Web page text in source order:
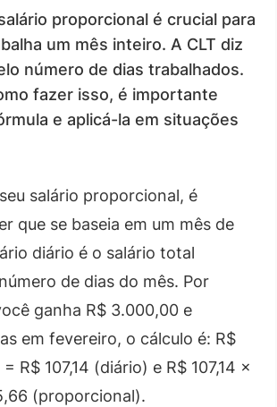
proporcional é crucial para
um mês inteiro. A CLT diz
número de dias trabalhados.
fazer isso, é importante
e aplicá-la em situações
salário proporcional, é
que se baseia em um mês de
diário é o salário total
de dias do mês. Por
ganha R$ 3.000,00 e
em fevereiro, o cálculo é: R$
R$ 107,14 (diário) e R$ 107,14 x
(proporcional).